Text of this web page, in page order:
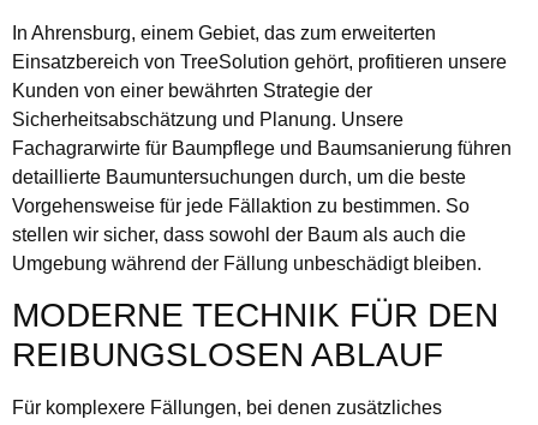
In Ahrensburg, einem Gebiet, das zum erweiterten
Einsatzbereich von TreeSolution gehört, profitieren unsere
Kunden von einer bewährten Strategie der
Sicherheitsabschätzung und Planung. Unsere
Fachagrarwirte für Baumpflege und Baumsanierung führen
detaillierte Baumuntersuchungen durch, um die beste
Vorgehensweise für jede Fällaktion zu bestimmen. So
stellen wir sicher, dass sowohl der Baum als auch die
Umgebung während der Fällung unbeschädigt bleiben.
MODERNE TECHNIK FÜR DEN
REIBUNGSLOSEN ABLAUF
Für komplexere Fällungen, bei denen zusätzliches